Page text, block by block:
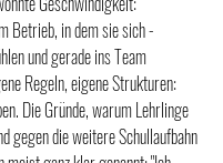
Betrieb, in dem sie sich -
und gerade ins Team
Regeln, eigene Strukturen:
Die Gründe, warum Lehrlinge
gegen die weitere Schullaufbahn